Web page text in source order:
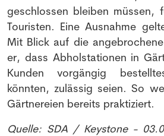
geschlossen bleiben müssen,
Touristen. Eine Ausnahme
Mit Blick auf die
er, dass Abholstationen in
Kunden vorgängig
könnten, zulässig seien. So
Gärtnereien bereits praktiziert.
Quelle: SDA / Keystone -